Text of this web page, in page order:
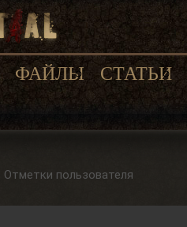
ФАЙЛЫ СТАТЬИ
Отметки пользователя